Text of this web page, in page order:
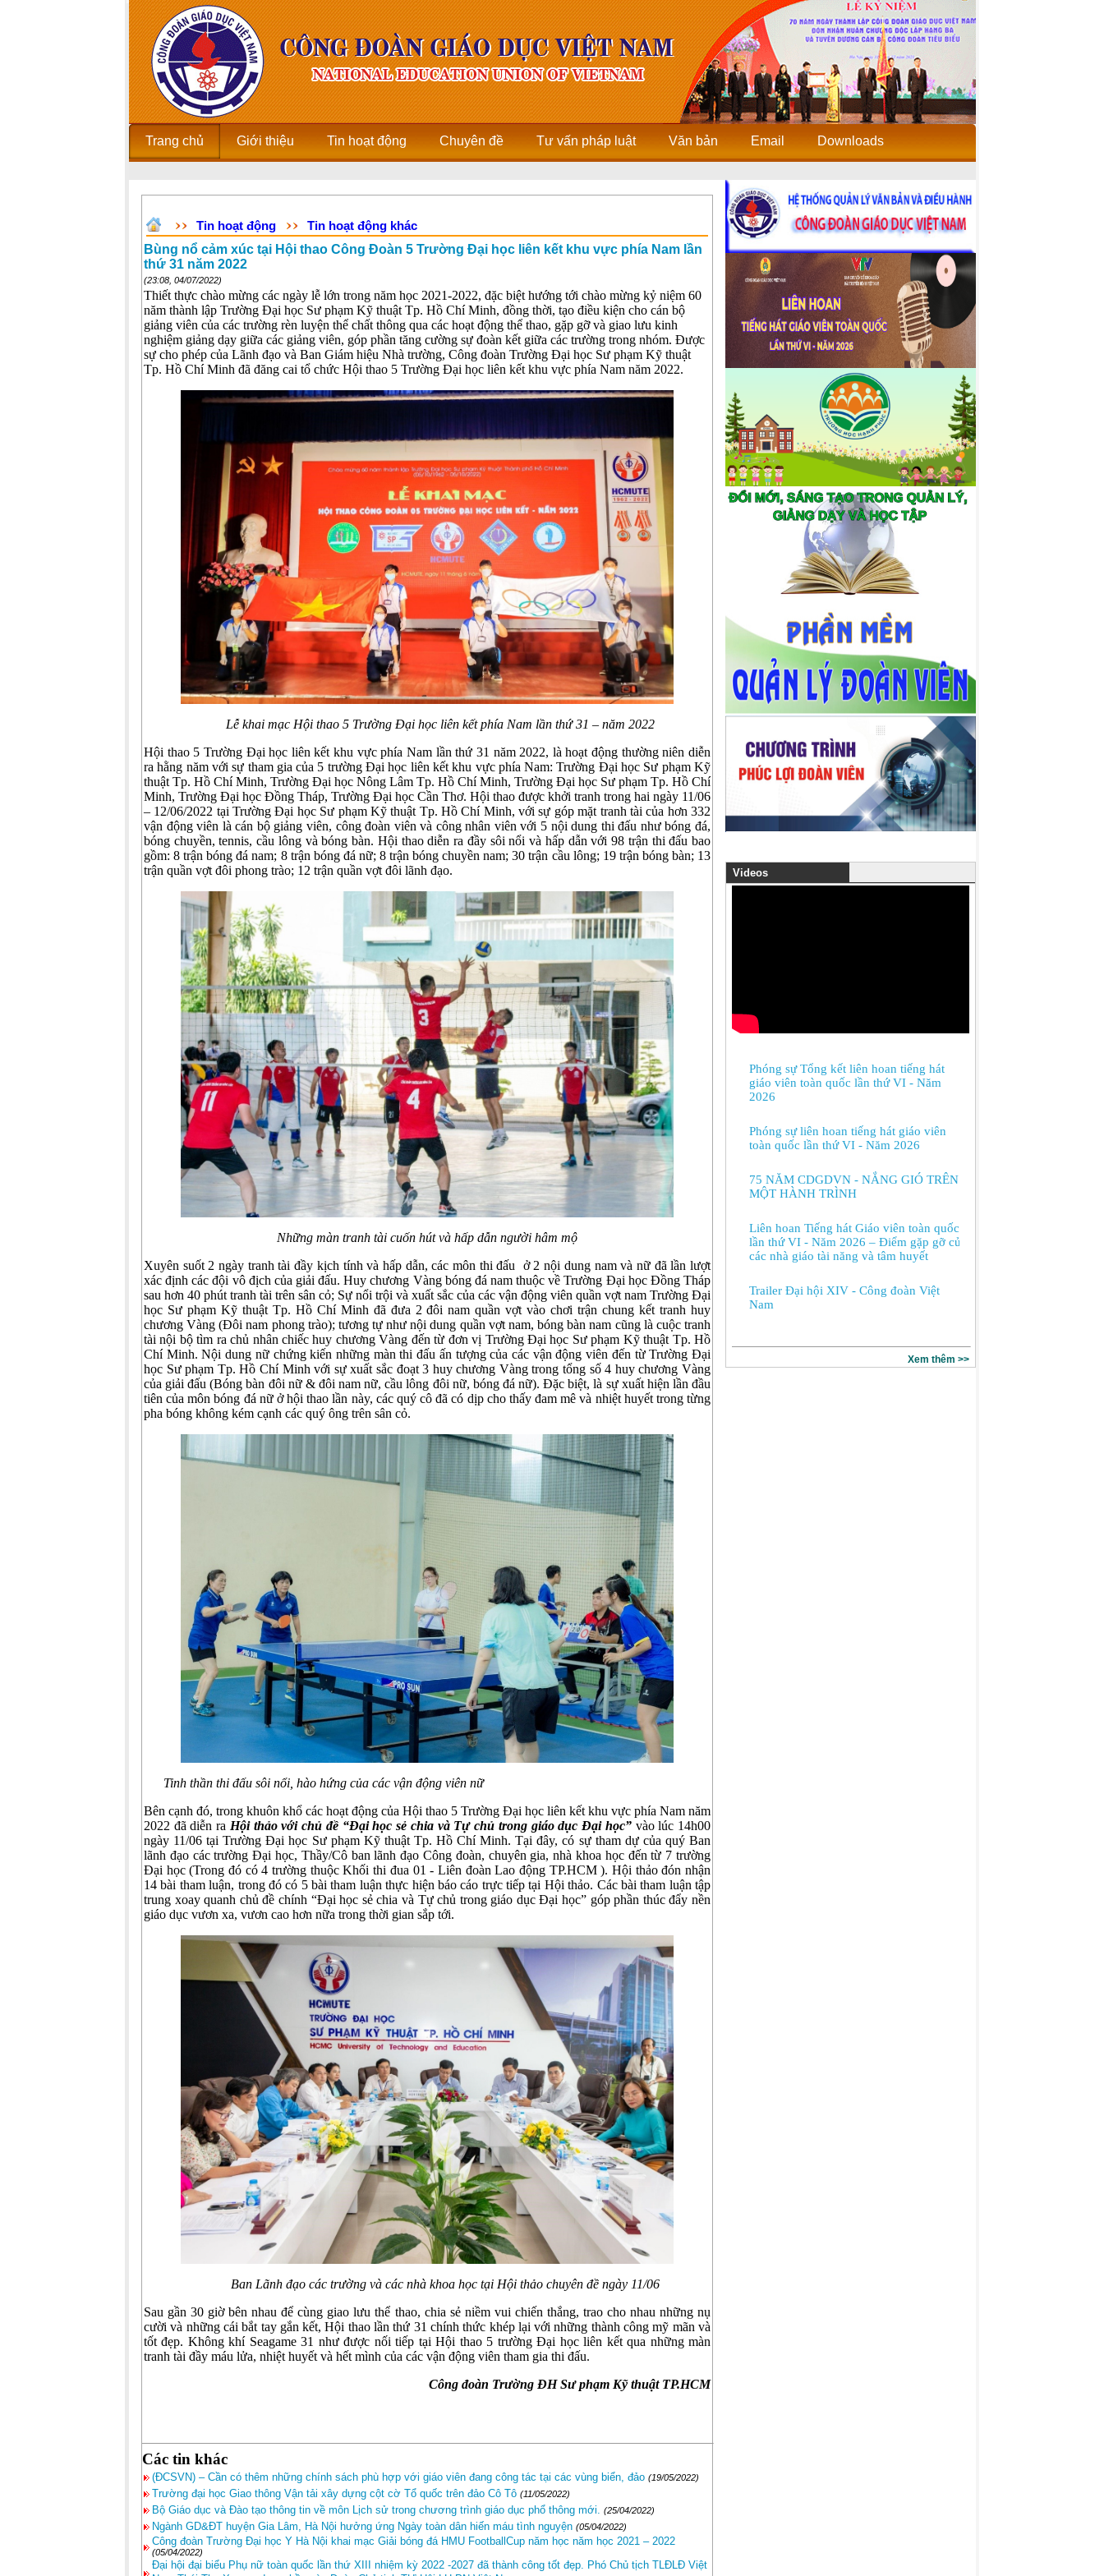
Trang chủ Giới thiệu Tin hoạt động Chuyên đề Tư vấn pháp luật Văn bản Email Downloads
Tin hoạt động
Tin hoạt động khác
Bùng nổ cảm xúc tại Hội thao Công Đoàn 5 Trường Đại học liên kết khu vực phía Nam lần
thứ 31 năm 2022
(23:08, 04/07/2022)
Thiết thực chào mừng các ngày lễ lớn trong năm học 2021-2022, đặc biệt hướng tới chào mừng kỷ niệm 60
năm thành lập Trường Đại học Sư phạm Kỹ thuật Tp. Hồ Chí Minh, đồng thời, tạo điều kiện cho cán bộ
giảng viên của các trường rèn luyện thể chất thông qua các hoạt động thể thao, gặp gỡ và giao lưu kinh
nghiệm giảng dạy giữa các giảng viên, góp phần tăng cường sự đoàn kết giữa các trường trong nhóm. Được
sự cho phép của Lãnh đạo và Ban Giám hiệu Nhà trường, Công đoàn Trường Đại học Sư phạm Kỹ thuật
Tp. Hồ Chí Minh đã đăng cai tổ chức Hội thao 5 Trường Đại học liên kết khu vực phía Nam năm 2022.
Lễ khai mạc Hội thao 5 Trường Đại học liên kết phía Nam lần thứ 31 – năm 2022
Hội thao 5 Trường Đại học liên kết khu vực phía Nam lần thứ 31 năm 2022, là hoạt động thường niên diễn
ra hằng năm với sự tham gia của 5 trường Đại học liên kết khu vực phía Nam: Trường Đại học Sư phạm Kỹ
thuật Tp. Hồ Chí Minh, Trường Đại học Nông Lâm Tp. Hồ Chí Minh, Trường Đại học Sư phạm Tp. Hồ Chí
Minh, Trường Đại học Đồng Tháp, Trường Đại học Cần Thơ. Hội thao được khởi tranh trong hai ngày 11/06
– 12/06/2022 tại Trường Đại học Sư phạm Kỹ thuật Tp. Hồ Chí Minh, với sự góp mặt tranh tài của hơn 332
vận động viên là cán bộ giảng viên, công đoàn viên và công nhân viên với 5 nội dung thi đấu như bóng đá,
bóng chuyền, tennis, cầu lông và bóng bàn. Hội thao diễn ra đầy sôi nổi và hấp dẫn với 98 trận thi đấu bao
gồm: 8 trận bóng đá nam; 8 trận bóng đá nữ; 8 trận bóng chuyền nam; 30 trận cầu lông; 19 trận bóng bàn; 13
trận quần vợt đôi phong trào; 12 trận quần vợt đôi lãnh đạo.
Những màn tranh tài cuốn hút và hấp dẫn người hâm mộ
Xuyên suốt 2 ngày tranh tài đầy kịch tính và hấp dẫn, các môn thi đấu ở 2 nội dung nam và nữ đã lần lượt
xác định các đội vô địch của giải đấu. Huy chương Vàng bóng đá nam thuộc về Trường Đại học Đồng Tháp
sau hơn 40 phút tranh tài trên sân cỏ; Sự nổi trội và xuất sắc của các vận động viên quần vợt nam Trường Đại
học Sư phạm Kỹ thuật Tp. Hồ Chí Minh đã đưa 2 đôi nam quần vợt vào chơi trận chung kết tranh huy
chương Vàng (Đôi nam phong trào); tương tự như nội dung quần vợt nam, bóng bàn nam cũng là cuộc tranh
tài nội bộ tìm ra chủ nhân chiếc huy chương Vàng đến từ đơn vị Trường Đại học Sư phạm Kỹ thuật Tp. Hồ
Chí Minh. Nội dung nữ chứng kiến những màn thi đấu ấn tượng của các vận động viên đến từ Trường Đại
học Sư phạm Tp. Hồ Chí Minh với sự xuất sắc đoạt 3 huy chương Vàng trong tổng số 4 huy chương Vàng
của giải đấu (Bóng bàn đôi nữ & đôi nam nữ, cầu lông đôi nữ, bóng đá nữ). Đặc biệt, là sự xuất hiện lần đầu
tiên của môn bóng đá nữ ở hội thao lần này, các quý cô đã có dịp cho thấy đam mê và nhiệt huyết trong từng
pha bóng không kém cạnh các quý ông trên sân cỏ.
Tinh thần thi đấu sôi nổi, hào hứng của các vận động viên nữ
Bên cạnh đó, trong khuôn khổ các hoạt động của Hội thao 5 Trường Đại học liên kết khu vực phía Nam năm
2022 đã diễn ra Hội thảo với chủ đề “Đại học sẻ chia và Tự chủ trong giáo dục Đại học”vào lúc 14h00
ngày 11/06 tại Trường Đại học Sư phạm Kỹ thuật Tp. Hồ Chí Minh. Tại đây, có sự tham dự của quý Ban
lãnh đạo các trường Đại học, Thầy/Cô ban lãnh đạo Công đoàn, chuyên gia, nhà khoa học đến từ 7 trường
Đại học (Trong đó có 4 trường thuộc Khối thi đua 01 - Liên đoàn Lao động TP.HCM ). Hội thảo đón nhận
14 bài tham luận, trong đó có 5 bài tham luận thực hiện báo cáo trực tiếp tại Hội thảo. Các bài tham luận tập
trung xoay quanh chủ đề chính “Đại học sẻ chia và Tự chủ trong giáo dục Đại học” góp phần thúc đẩy nền
giáo dục vươn xa, vươn cao hơn nữa trong thời gian sắp tới.
Ban Lãnh đạo các trường và các nhà khoa học tại Hội thảo chuyên đề ngày 11/06
Sau gần 30 giờ bên nhau để cùng giao lưu thể thao, chia sẻ niềm vui chiến thắng, trao cho nhau những nụ
cười và những cái bắt tay gắn kết, Hội thao lần thứ 31 chính thức khép lại với những thành công mỹ mãn và
tốt đẹp. Không khí Seagame 31 như được nối tiếp tại Hội thao 5 trường Đại học liên kết qua những màn
tranh tài đầy máu lửa, nhiệt huyết và hết mình của các vận động viên tham gia thi đấu.
Công đoàn Trường ĐH Sư phạm Kỹ thuật TP.HCM
Các tin khác
(ĐCSVN) – Cần có thêm những chính sách phù hợp với giáo viên đang công tác tại các vùng biển, đảo (19/05/2022)
Trường đại học Giao thông Vận tải xây dựng cột cờ Tổ quốc trên đảo Cô Tô (11/05/2022)
Bộ Giáo dục và Đào tạo thông tin về môn Lịch sử trong chương trình giáo dục phổ thông mới. (25/04/2022)
Ngành GD&ĐT huyện Gia Lâm, Hà Nội hưởng ứng Ngày toàn dân hiến máu tình nguyện (05/04/2022)
Công đoàn Trường Đại học Y Hà Nội khai mạc Giải bóng đá HMU FootballCup năm học năm học 2021 – 2022
(05/04/2022)
Đại hội đại biểu Phụ nữ toàn quốc lần thứ XIII nhiệm kỳ 2022 -2027 đã thành công tốt đẹp. Phó Chủ tịch TLĐLĐ Việt
Videos
Phóng sự Tổng kết liên hoan tiếng hát
giáo viên toàn quốc lần thứ VI - Năm
2026
Phóng sự liên hoan tiếng hát giáo viên
toàn quốc lần thứ VI - Năm 2026
75 NĂM CDGDVN - NẮNG GIÓ TRÊN
MỘT HÀNH TRÌNH
Liên hoan Tiếng hát Giáo viên toàn quốc
lần thứ VI - Năm 2026 – Điểm gặp gỡ của
các nhà giáo tài năng và tâm huyết
Trailer Đại hội XIV - Công đoàn Việt
Nam
Xem thêm >>